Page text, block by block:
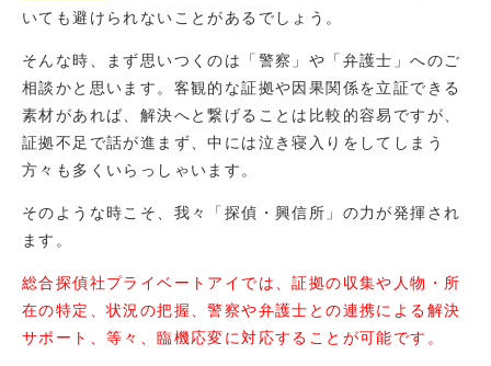
いても避けられないことがあるでしょう。
そんな時、まず思いつくのは「警察」や「弁護士」へのご
相談かと思います。客観的な証拠や因果関係を立証できる
素材があれば、解決へと繋げることは比較的容易ですが、
証拠不足で話が進まず、中には泣き寝入りをしてしまう
方々も多くいらっしゃいます。
そのような時こそ、我々「探偵・興信所」の力が発揮され
ます。
総合探偵社プライベートアイでは、証拠の収集や人物・所
在の特定、状況の把握、警察や弁護士との連携による解決
サポート、等々、臨機応変に対応することが可能です。